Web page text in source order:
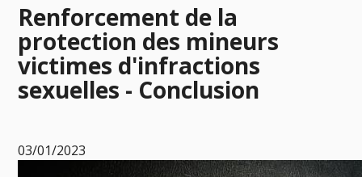
Renforcement de la
protection des mineurs
victimes d'infractions
sexuelles - Conclusion
03/01/2023